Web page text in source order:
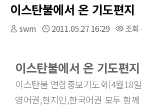
이스탄불에서 온 기도편지
swm 2011.05.27 16:29 조회
이스탄불에서 온 기도편지
이스탄불 연합중보기도회(4월18
영어권,현지인,한국어권 모두 함